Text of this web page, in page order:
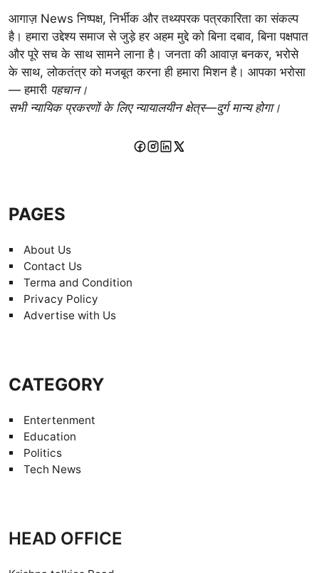
आगाज़ News निष्पक्ष, निर्भीक और तथ्यपरक पत्रकारिता का संकल्प
है। हमारा उद्देश्य समाज से जुड़े हर अहम मुद्दे को बिना दबाव, बिना पक्षपात
और पूरे सच के साथ सामने लाना है। जनता की आवाज़ बनकर, भरोसे
के साथ, लोकतंत्र को मजबूत करना ही हमारा मिशन है। आपका भरोसा
— हमारी पहचान।
सभी न्यायिक प्रकरणों के लिए न्यायालयीन क्षेत्र—दुर्ग मान्य होगा।
PAGES
About Us
Contact Us
Terma and Condition
Privacy Policy
Advertise with Us
CATEGORY
Entertenment
Education
Politics
Tech News
HEAD OFFICE